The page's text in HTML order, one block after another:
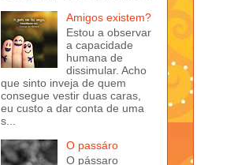
Amigos existem?
Estou a observar
a capacidade
humana de
dissimular. Acho
que sinto inveja de quem
consegue vestir duas caras,
eu custo a dar conta de uma
s...
O passáro
O pássaro